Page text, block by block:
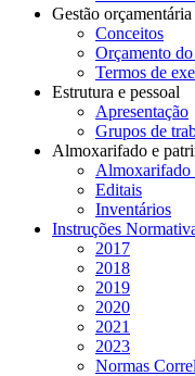
Gestão orçamentária
Conceitos
Orçamento
Termos de
Estrutura e pessoal
Apresentação
Grupos de
Almoxarifado e
Almoxarifado
Editais
Inventários
Instruções
2017
2018
2019
2020
2021
2023
Normas